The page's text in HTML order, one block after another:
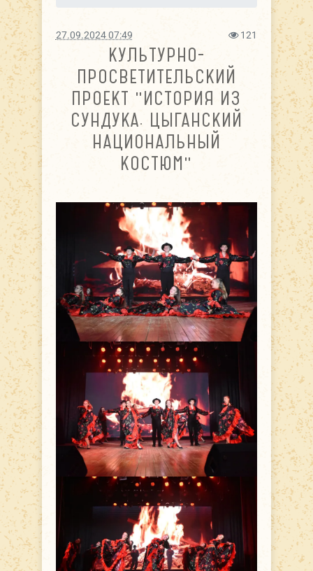
27.09.2024 07:49 121
КУЛЬТУРНО-
ПРОСВЕТИТЕЛЬСКИЙ
ПРОЕКТ "ИСТОРИЯ ИЗ
СУНДУКА. ЦЫГАНСКИЙ
НАЦИОНАЛЬНЫЙ
КОСТЮМ"